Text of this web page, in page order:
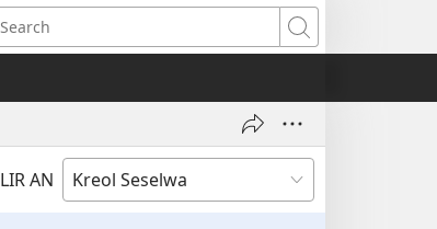
Search
LIR AN